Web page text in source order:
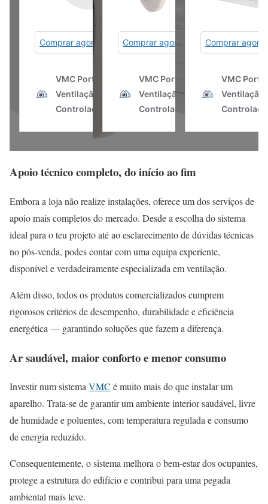
Apoio técnico completo, do início ao fim
Embora a loja não realize instalações, oferece um dos serviços de
apoio mais completos do mercado. Desde a escolha do sistema
ideal para o teu projeto até ao esclarecimento de dúvidas técnicas
no pós-venda, podes contar com uma equipa experiente,
disponível e verdadeiramente especializada em ventilação.
Além disso, todos os produtos comercializados cumprem
rigorosos critérios de desempenho, durabilidade e eficiência
energética — garantindo soluções que fazem a diferença.
Ar saudável, maior conforto e menor consumo
Investir num sistemaVMC é muito mais do que instalar um
aparelho. Trata-se de garantir um ambiente interior saudável, livre
de humidade e poluentes, com temperatura regulada e consumo
de energia reduzido.
Consequentemente, o sistema melhora o bem-estar dos ocupantes,
protege a estrutura do edifício e contribui para uma pegada
ambiental mais leve.